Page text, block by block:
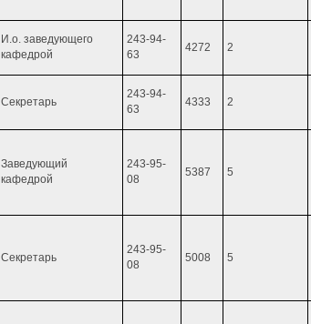
И.о. заведующего
кафедрой
243-94-
63
4272 2
Секретарь
243-94-
63
4333 2
Заведующий
кафедрой
243-95-
08
5387 5
Cекретарь
243-95-
08
5008 5